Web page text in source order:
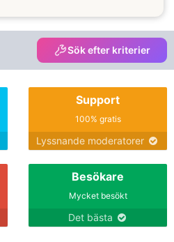
Sök efter kriterier
Support
100% gratis
Lyssnande moderatorer
Besökare
Mycket besökt
Det bästa